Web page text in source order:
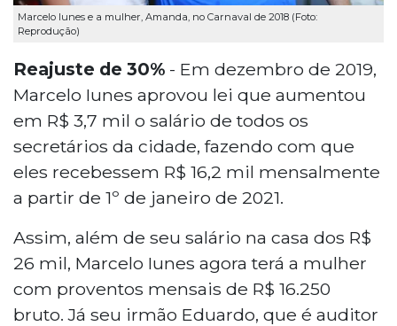
Marcelo Iunes e a mulher, Amanda, no Carnaval de 2018 (Foto:
Reprodução)
Reajuste de 30% - Em dezembro de 2019,
Marcelo Iunes aprovou lei que aumentou
em R$ 3,7 mil o salário de todos os
secretários da cidade, fazendo com que
eles recebessem R$ 16,2 mil mensalmente
a partir de 1º de janeiro de 2021.
Assim, além de seu salário na casa dos R$
26 mil, Marcelo Iunes agora terá a mulher
com proventos mensais de R$ 16.250
bruto. Já seu irmão Eduardo, que é auditor